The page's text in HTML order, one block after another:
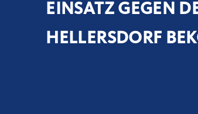
EINSATZ GEGEN
HELLERSDORF